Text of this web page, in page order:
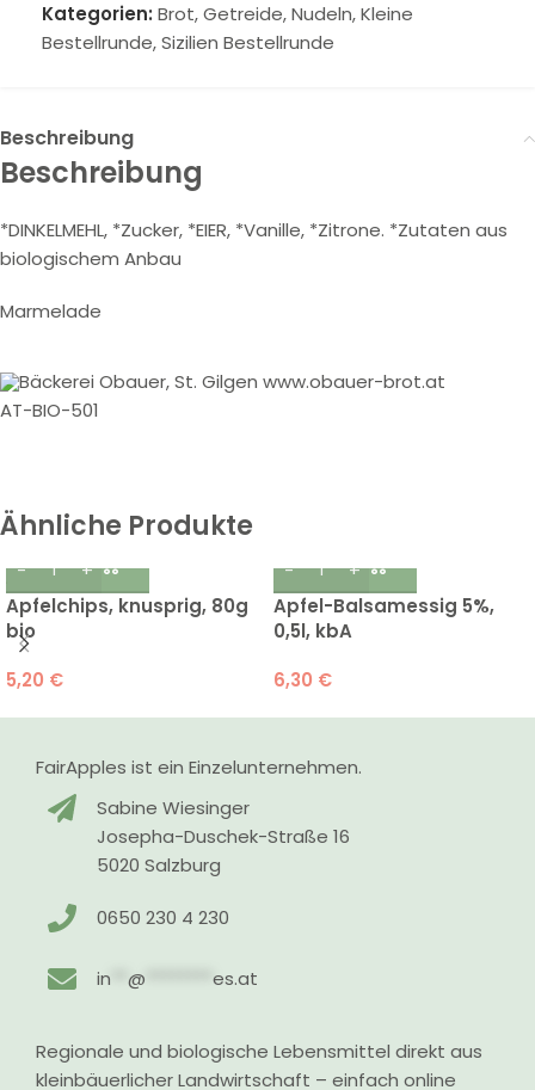
Kategorien: Brot, Getreide, Nudeln,Kleine
Bestellrunde,Sizilien Bestellrunde
Beschreibung
Beschreibung
*DINKELMEHL, *Zucker, *EIER, *Vanille, *Zitrone. *Zutaten aus
biologischem Anbau
Marmelade
Bäckerei Obauer, St. Gilgen www.obauer-brot.at
AT-BIO-501
Ähnliche Produkte
Apfelchips, knusprig, 80g
bio
5,20 €
Apfel-Balsamessig 5%,
0,5l, kbA
6,30 €
FairApples ist ein Einzelunternehmen.
Sabine Wiesinger
Josepha-Duschek-Straße 16
5020 Salzburg
0650 230 4 230
in **@ ********es.at
Regionale und biologische Lebensmittel direkt aus
kleinbäuerlicher Landwirtschaft – einfach online